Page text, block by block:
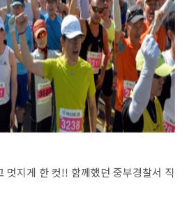
멋지게 한 컷!! 함께했던 중부경찰서 직